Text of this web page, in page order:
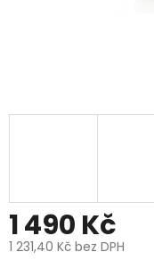
1 490 Kč
1 231,40 Kč bez DPH